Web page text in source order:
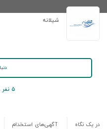
شیلانه
۵ نفر
در یک نگاه آگهی‌های استخدام